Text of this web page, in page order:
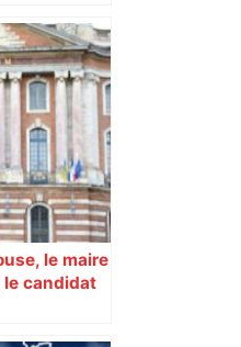
et c'est
ce
les
le maire
le candidat